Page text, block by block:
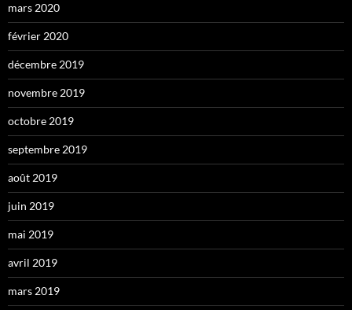
mars 2020
février 2020
décembre 2019
novembre 2019
octobre 2019
septembre 2019
août 2019
juin 2019
mai 2019
avril 2019
mars 2019